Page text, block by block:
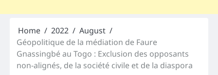
Home 2022
August
Géopolitique de la médiation de Faure
Gnassingbé au Togo : Exclusion des opposants
non-alignés, de la société civile et de la diaspora